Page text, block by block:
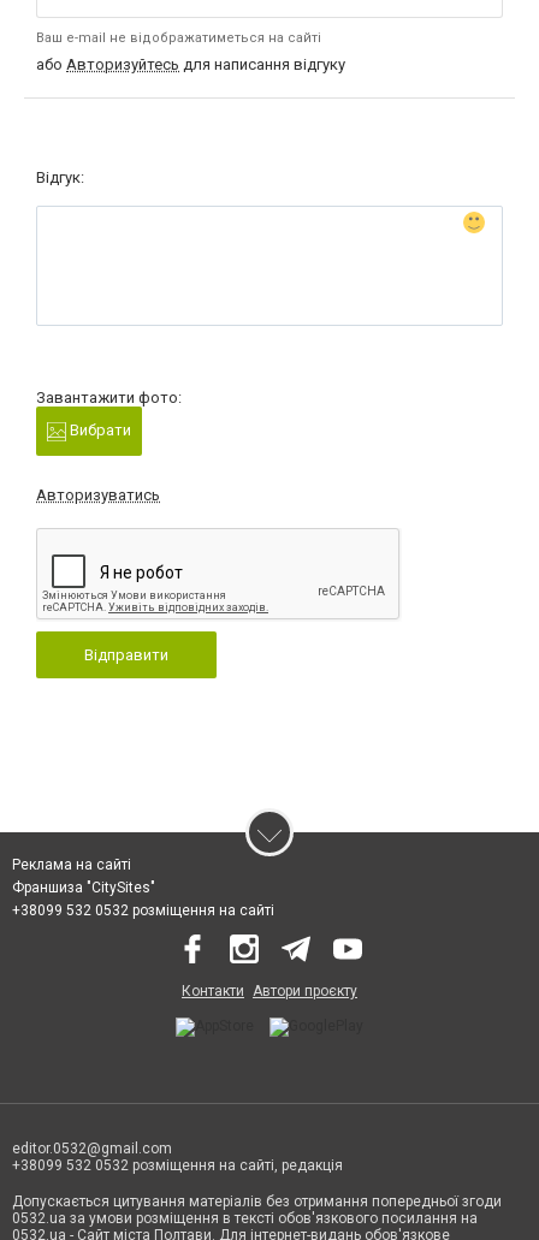
Ваш e-mail не відображатиметься на сайті
або Авторизуйтесь для написання відгуку
Відгук:
Завантажити фото:
Вибрати
Авторизуватись
Відправити
Реклама на сайті
Франшиза "CitySites"
+38099 532 0532 розміщення на сайті
Контакти Автори проєкту
editor.0532@gmail.com
+38099 532 0532 розміщення на сайті, редакція
Допускається цитування матеріалів без отримання попередньої згоди
0532.ua за умови розміщення в тексті обов'язкового посилання на
0532.ua - Сайт міста Полтави. Для інтернет-видань обов'язкове